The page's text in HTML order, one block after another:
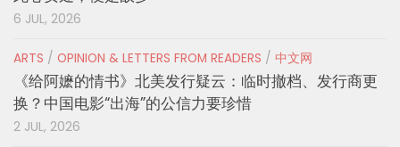
6 JUL, 2026
ARTS / OPINION & LETTERS FROM READERS / 中文网
《给阿嬷的情书》北美发行疑云：临时撤档、发行商更
换？中国电影“出海”的公信力要珍惜
2 JUL, 2026